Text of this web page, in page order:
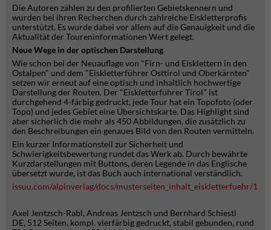
Die Autoren zählen zu den profilierten Gebietskennern und
wurden bei ihren Recherchen durch zahlreiche Eiskletterprofis
unterstützt. Es wurde dabei vor allem auf die Genauigkeit und die
Aktualität der Toureninformationen Wert gelegt.
Neue Wege in der optischen Darstellung
Wie schon bei der Neuauflage von "Firn- und Eisklettern in den
Ostalpen" und dem "Eiskletterführer Osttirol und Oberkärnten"
setzen wir erneut auf eine optisch und inhaltlich hochwertige
Darstellung der Routen. Der "Eiskletterführer Tirol" ist
durchgehend 4-färbig gedruckt, jede Tour hat ein Topofoto (oder
Topo) und jedes Gebiet eine Übersichtskarte. Das Highlight sind
aber sicherlich die mehr als 450 Abbildungen, die zusätzlich zu
den Beschreibungen ein genaues Bild von den Routen vermitteln.
Ein kurzer Informationsteil zur Sicherheit und
Schwierigkeitsbewertung rundet das Werk ab. Durch bewährte
Kurzdarstellungen mit Buttons, deren Legende in das Englische
übersetzt wurde, ist das Buch auch international verständlich.
issuu.com/alpinverlag/docs/musterseiten_inhalt_eiskletterfuehr/1
Axel Jentzsch-Rabl, Andreas Jentzsch und Bernhard Schiestl
DE, 512 Seiten, kompl. vierfärbig gedruckt, stabil gebunden, rund